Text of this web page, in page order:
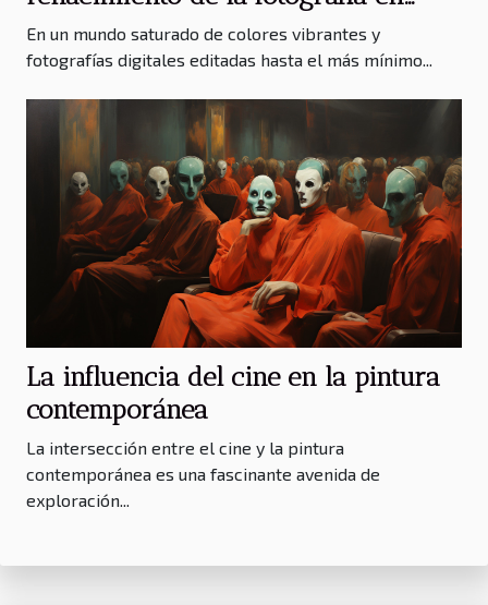
blanco y negro
En un mundo saturado de colores vibrantes y
fotografías digitales editadas hasta el más mínimo...
La influencia del cine en la pintura
contemporánea
La intersección entre el cine y la pintura
contemporánea es una fascinante avenida de
exploración...